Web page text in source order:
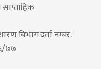
साप्ताहिक
बिभाग दर्ता नम्बर:
७७